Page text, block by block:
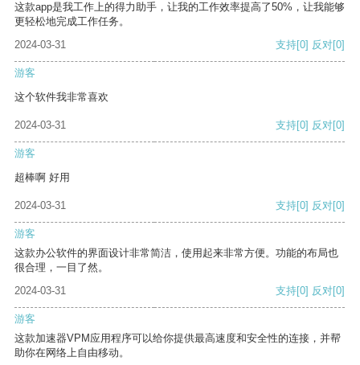
这款app是我工作上的得力助手，让我的工作效率提高了50%，让我能够
更轻松地完成工作任务。
2024-03-31
支持[0] 反对[0]
游客
这个软件我非常喜欢
2024-03-31 支持[0] 反对[0]
游客
超棒啊 好用
2024-03-31 支持[0] 反对[0]
游客
这款办公软件的界面设计非常简洁，使用起来非常方便。功能的布局也
很合理，一目了然。
2024-03-31
支持[0] 反对[0]
游客
这款加速器VPM应用程序可以给你提供最高速度和安全性的连接，并帮
助你在网络上自由移动。